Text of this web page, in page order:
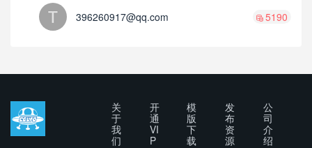
396260917@qq.com 5190
关
于
我
们
开
通
VI
P
模
版
下
载
发
布
资
源
公
司
介
绍